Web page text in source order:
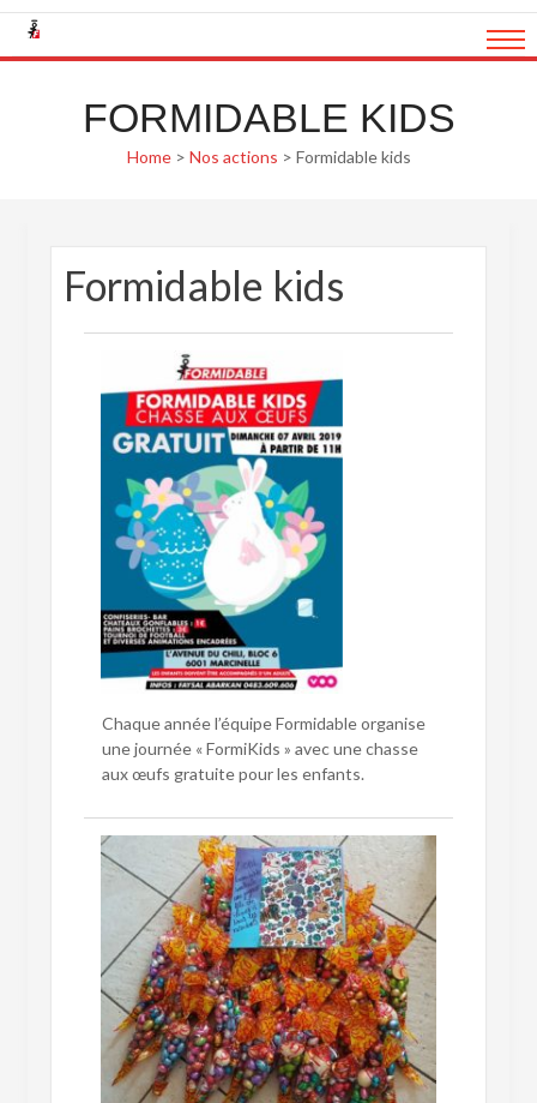
Skip
content
FORMIDABLE KIDS
Home> Nos actions > Formidable kids
Formidable kids
Chaque année l’équipe Formidable organise
une journée « FormiKids » avec une chasse
aux œufs gratuite pour les enfants.